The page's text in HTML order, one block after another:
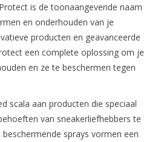
is de toonaangevende naam
en onderhouden van je
producten en geavanceerde
een complete oplossing om je
en ze te beschermen tegen
scala aan producten die speciaal
van sneakerliefhebbers te
sprays vormen een